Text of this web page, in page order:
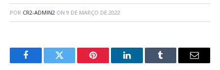
POR CR2-ADMIN2 ON 9 DE MARÇO DE 2022
FacebookTwitter Pinterest LinkedInTumblr
E-